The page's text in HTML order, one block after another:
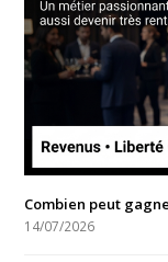
Combien peut
14/07/2026